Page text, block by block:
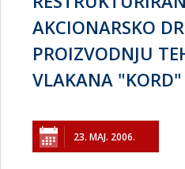
AKCIONARSKO
PROIZVODNJU
VLAKANA "KORD"
23. МАЈ. 2006.